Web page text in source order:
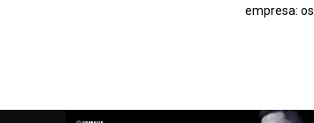
empresa: